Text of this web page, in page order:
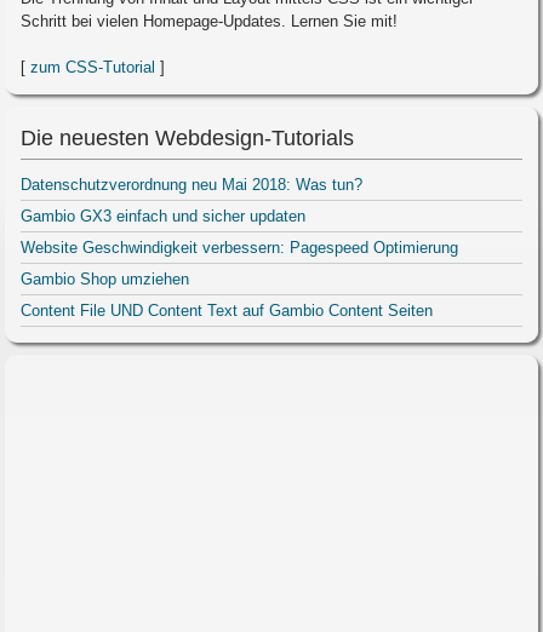
Schritt bei vielen Homepage-Updates. Lernen Sie mit!
[zum CSS-Tutorial ]
Die neuesten Webdesign-Tutorials
Datenschutzverordnung neu Mai 2018: Was tun?
Gambio GX3 einfach und sicher updaten
Website Geschwindigkeit verbessern: Pagespeed Optimierung
Gambio Shop umziehen
Content File UND Content Text auf Gambio Content Seiten